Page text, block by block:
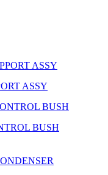
ASSY
BUSH